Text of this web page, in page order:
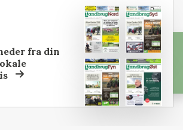
fra din